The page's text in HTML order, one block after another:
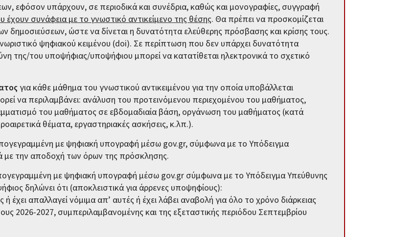
εφόσον υπάρχουν, σε περιοδικά και συνέδρια, καθώς και μονογραφίες, συγγραφή
έχουν συνάφεια με το γνωστικό αντικείμενο της θέσης. Θα πρέπει να προσκομίζεται
ώστε να δίνεται η δυνατότητα ελεύθερης πρόσβασης και κρίσης τους.
ψηφιακού κειμένου (doi). Σε περίπτωση που δεν υπάρχει δυνατότητα
της/του υποψήφιας/υποψήφιου μπορεί να κατατίθεται ηλεκτρονικά το σχετικό
για κάθε μάθημα του γνωστικού αντικειμένου για την οποία υποβάλλεται
να περιλαμβάνει: ανάλυση του προτεινόμενου περιεχομένου του μαθήματος,
του μαθήματος σε εβδομαδιαία βάση, οργάνωση του μαθήματος (κατά
θέματα, εργαστηριακές ασκήσεις, κ.λπ.).
με ψηφιακή υπογραφή μέσω gov.gr, σύμφωνα με το Υπόδειγμα
με την αποδοχή των όρων της πρόσκλησης.
με ψηφιακή υπογραφή μέσω gov.gr σύμφωνα με το Υπόδειγμα Υπεύθυνης
δηλώνει ότι (αποκλειστικά για άρρενες υποψηφίους):
έχει απαλλαγεί νόμιμα απ’ αυτές ή έχει λάβει αναβολή για όλο το χρόνο διάρκειας
2026-2027, συμπεριλαμβανομένης και της εξεταστικής περιόδου Σεπτεμβρίου